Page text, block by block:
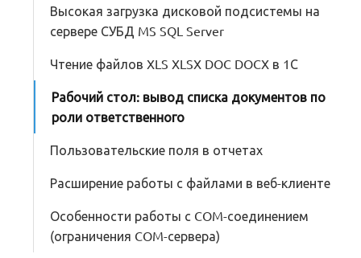
Высокая загрузка дисковой подсистемы на
сервере СУБД MS SQL Server
Чтение файлов XLS XLSX DOC DOCX в 1С
Рабочий стол: вывод списка документов по
роли ответственного
Пользовательские поля в отчетах
Расширение работы с файлами в веб-клиенте
Особенности работы с COM-соединением
(ограничения COM-сервера)